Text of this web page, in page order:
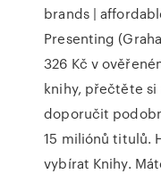
brands |
Presenting
326 Kč v
knihy, přečtěte
doporučit
15 miliónů titulů.
vybírat Knihy.